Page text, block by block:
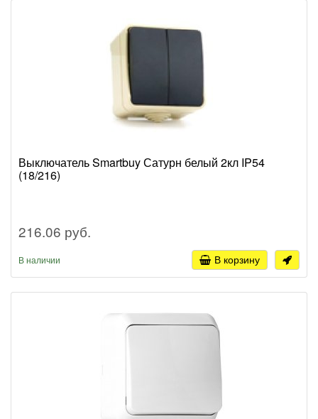
Выключатель Smartbuy Сатурн белый 2кл IP54
(18/216)
216.06 руб.
В наличии В корзину